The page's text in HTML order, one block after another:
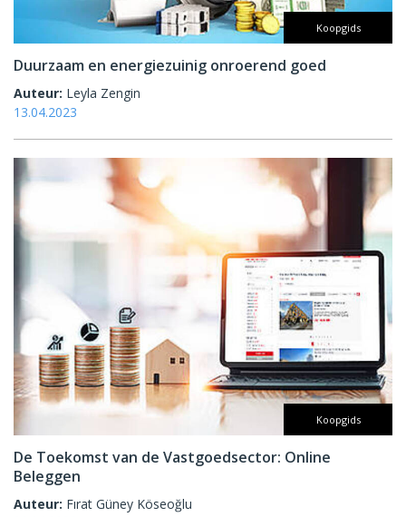
Koopgids
Duurzaam en energiezuinig onroerend goed
Auteur: Leyla Zengin
13.04.2023
Koopgids
De Toekomst van de Vastgoedsector: Online
Beleggen
Auteur: Fırat Güney Köseoğlu